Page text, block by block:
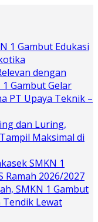
1 Gambut Edukasi
dengan
Gambut Gelar
PT Upaya Teknik –
dan Luring,
Maksimal di
SMKN 1
Ramah 2026/2027
SMKN 1 Gambut
Lewat